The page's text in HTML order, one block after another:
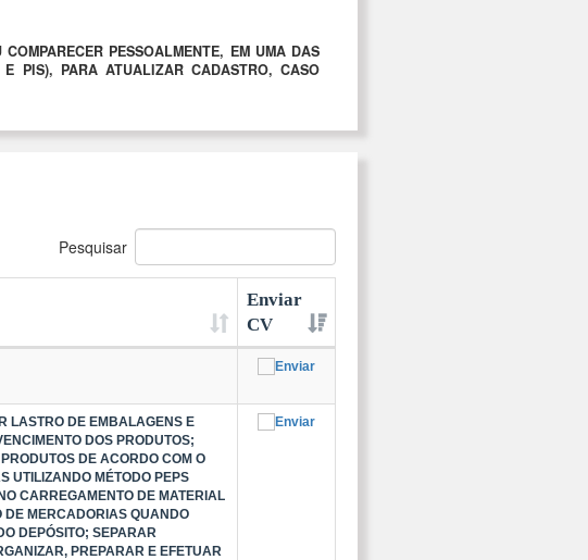
PESSOALMENTE, EM UMA DAS
PIS), PARA ATUALIZAR CADASTRO, CASO
Pesquisar
Enviar
CV
LASTRO DE EMBALAGENS E
DOS PRODUTOS;
DE ACORDO COM O
UTILIZANDO MÉTODO PEPS
CARREGAMENTO DE MATERIAL
DE MERCADORIAS QUANDO
DEPÓSITO; SEPARAR
PREPARAR E EFETUAR